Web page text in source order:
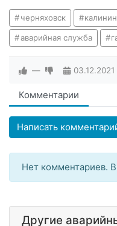
черняховск
аварийная служба
— 03.12.2021
Комментарии
Написать
Нет комментариев.
Другие